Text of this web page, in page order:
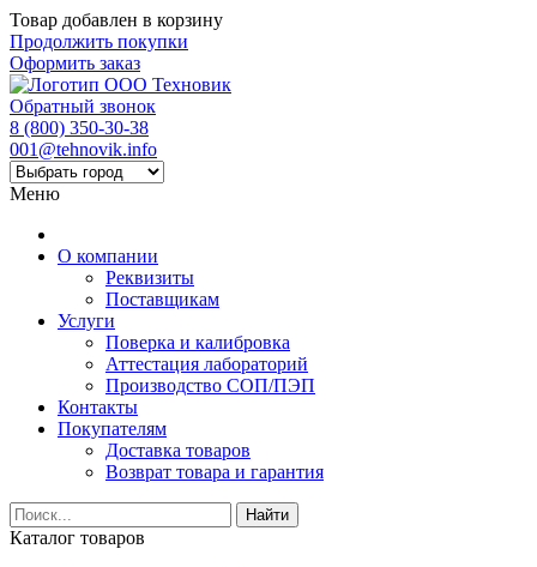
Товар добавлен в корзину
Продолжить покупки
Оформить заказ
Обратный звонок
8 (800) 350-30-38
001@tehnovik.info
Меню
О компании
Реквизиты
Поставщикам
Услуги
Поверка и калибровка
Аттестация лабораторий
Производство СОП/ПЭП
Контакты
Покупателям
Доставка товаров
Возврат товара и гарантия
Найти
Каталог товаров